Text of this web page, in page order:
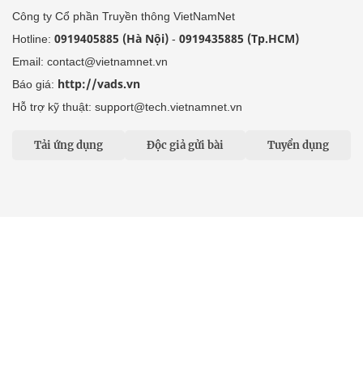
Công ty Cổ phần Truyền thông VietNamNet
Hotline: 0919405885 (Hà Nội) - 0919435885 (Tp.HCM)
Email: contact@vietnamnet.vn
Báo giá: http://vads.vn
Hỗ trợ kỹ thuật: support@tech.vietnamnet.vn
Tải ứng dụng Độc giả gửi bài Tuyển dụng